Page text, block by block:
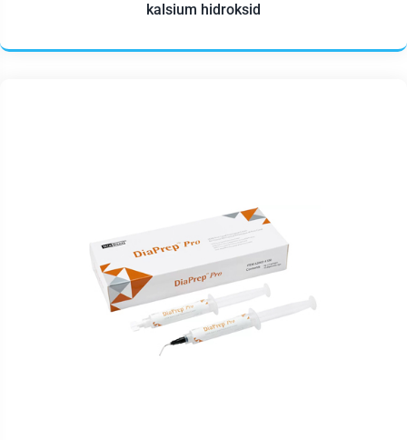
kalsium hidroksid